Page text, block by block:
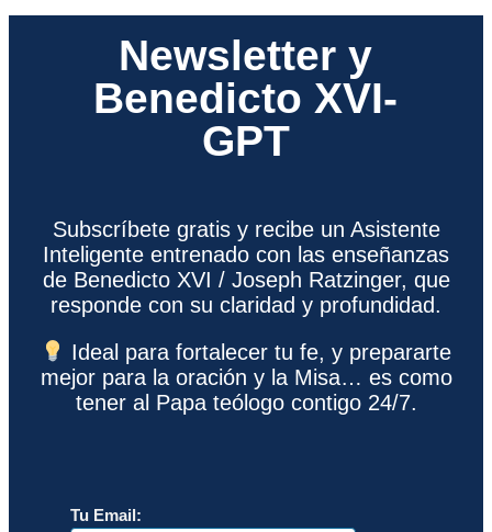
Newsletter y
Benedicto XVI-
GPT
Subscríbete gratis y recibe un Asistente
Inteligente entrenado con las enseñanzas
de Benedicto XVI / Joseph Ratzinger, que
responde con su claridad y profundidad.
Ideal para fortalecer tu fe, y prepararte
mejor para la oración y la Misa… es como
tener al Papa teólogo contigo 24/7.
Tu Email: